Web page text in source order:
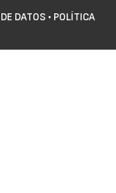
DATOS • POLÍTICA